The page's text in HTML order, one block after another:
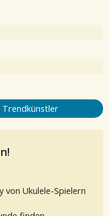
Trendkünstler
Ukulele-Spielern